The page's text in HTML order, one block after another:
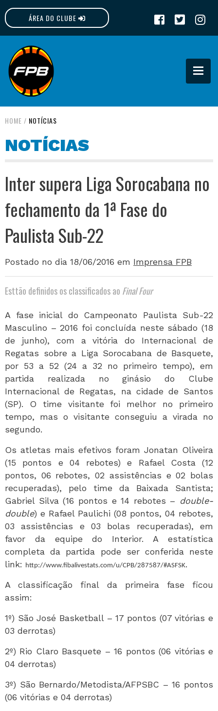
ÁREA DO CLUBE
FPB
HOME / NOTÍCIAS
NOTÍCIAS
Inter supera Liga Sorocabana no
fechamento da 1ª Fase do
Paulista Sub-22
Postado no dia 18/06/2016 em Imprensa FPB
Esttão definidos os classificados ao Final Four
A fase inicial do Campeonato Paulista Sub-22
Masculino – 2016 foi concluída neste sábado (18
de junho), com a vitória do Internacional de
Regatas sobre a Liga Sorocabana de Basquete,
por 53 a 52 (24 a 32 no primeiro tempo), em
partida realizada no ginásio do Clube
Internacional de Regatas, na cidade de Santos
(SP). O time visitante foi melhor no primeiro
tempo, mas o visitante conseguiu a virada no
segundo.
Os atletas mais efetivos foram Jonatan Oliveira
(15 pontos e 04 rebotes) e Rafael Costa (12
pontos, 06 rebotes, 02 assistências e 02 bolas
recuperadas), pelo time da Baixada Santista;
Gabriel Silva (16 pontos e 14 rebotes – double-
double) e Rafael Paulichi (08 pontos, 04 rebotes,
03 assistências e 03 bolas recuperadas), em
favor da equipe do Interior. A estatística
completa da partida pode ser conferida neste
link: http://www.fibalivestats.com/u/CPB/287587/#ASFSK.
A classificação final da primeira fase ficou
assim:
1º) São José Basketball – 17 pontos (07 vitórias e
03 derrotas)
2º) Rio Claro Basquete – 16 pontos (06 vitórias e
04 derrotas)
3º) São Bernardo/Metodista/AFPSBC – 16 pontos
(06 vitórias e 04 derrotas)